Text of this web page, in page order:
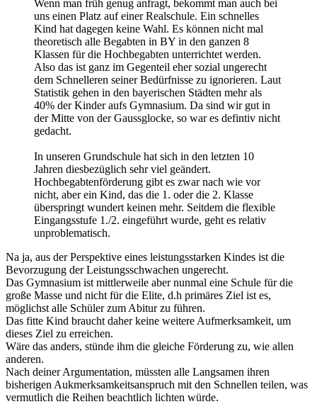
Wenn man früh genug anfragt, bekommt man auch bei
uns einen Platz auf einer Realschule. Ein schnelles
Kind hat dagegen keine Wahl. Es können nicht mal
theoretisch alle Begabten in BY in den ganzen 8
Klassen für die Hochbegabten unterrichtet werden.
Also das ist ganz im Gegenteil eher sozial ungerecht
dem Schnelleren seiner Bedürfnisse zu ignorieren. Laut
Statistik gehen in den bayerischen Städten mehr als
40% der Kinder aufs Gymnasium. Da sind wir gut in
der Mitte von der Gaussglocke, so war es defintiv nicht
gedacht.
In unseren Grundschule hat sich in den letzten 10
Jahren diesbezüglich sehr viel geändert.
Hochbegabtenförderung gibt es zwar nach wie vor
nicht, aber ein Kind, das die 1. oder die 2. Klasse
überspringt wundert keinen mehr. Seitdem die flexible
Eingangsstufe 1./2. eingeführt wurde, geht es relativ
unproblematisch.
Na ja, aus der Perspektive eines leistungsstarken Kindes ist die
Bevorzugung der Leistungsschwachen ungerecht.
Das Gymnasium ist mittlerweile aber nunmal eine Schule für die
große Masse und nicht für die Elite, d.h primäres Ziel ist es,
möglichst alle Schüler zum Abitur zu führen.
Das fitte Kind braucht daher keine weitere Aufmerksamkeit, um
dieses Ziel zu erreichen.
Wäre das anders, stünde ihm die gleiche Förderung zu, wie allen
anderen.
Nach deiner Argumentation, müssten alle Langsamen ihren
bisherigen Aukmerksamkeitsanspruch mit den Schnellen teilen, was
vermutlich die Reihen beachtlich lichten würde.